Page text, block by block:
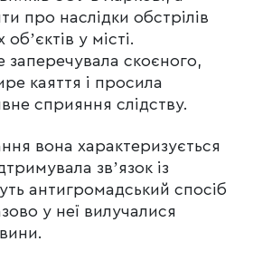
про наслідки обстрілів
у місті.
скоєного,
каяття і просила
сприяння слідству.
вона характеризується
звʼязок із
антигромадський спосіб
у неї вилучалися